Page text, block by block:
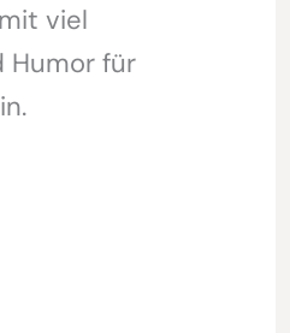
viel
Humor für